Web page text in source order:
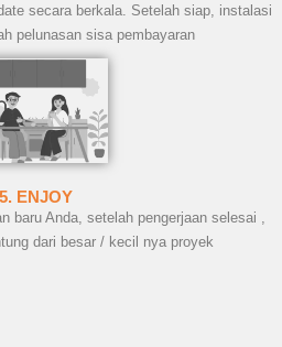
secara berkala. Setelah siap, instalasi
pelunasan sisa pembayaran
5. ENJOY
baru Anda, setelah pengerjaan selesai ,
dari besar / kecil nya proyek